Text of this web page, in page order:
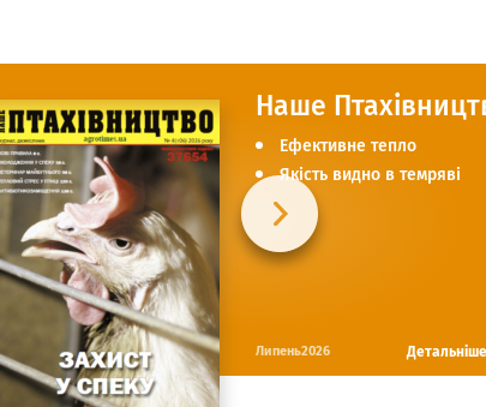
Наше
Ефективне тепло
Якість видно в темряві
Липень2026 Детальніше